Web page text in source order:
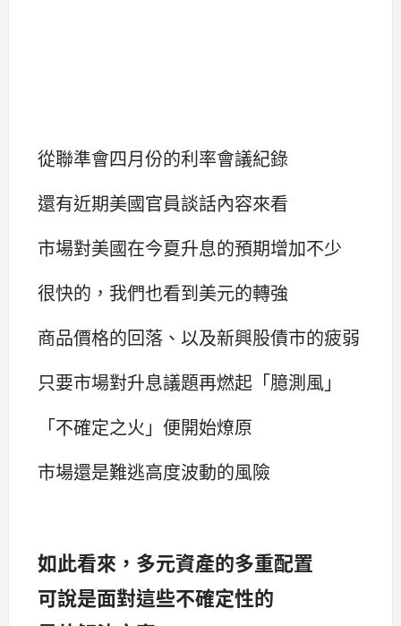
從聯準會四月份的利率會議紀錄
還有近期美國官員談話內容來看
市場對美國在今夏升息的預期增加不少
很快的，我們也看到美元的轉強
商品價格的回落、以及新興股債市的疲弱
只要市場對升息議題再燃起「臆測風」
「不確定之火」便開始燎原
市場還是難逃高度波動的風險
如此看來，多元資產的多重配置
可說是面對這些不確定性的